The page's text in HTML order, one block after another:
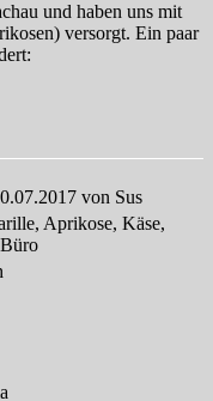
und haben uns mit
versorgt. Ein paar
von Sus
Aprikose, Käse,